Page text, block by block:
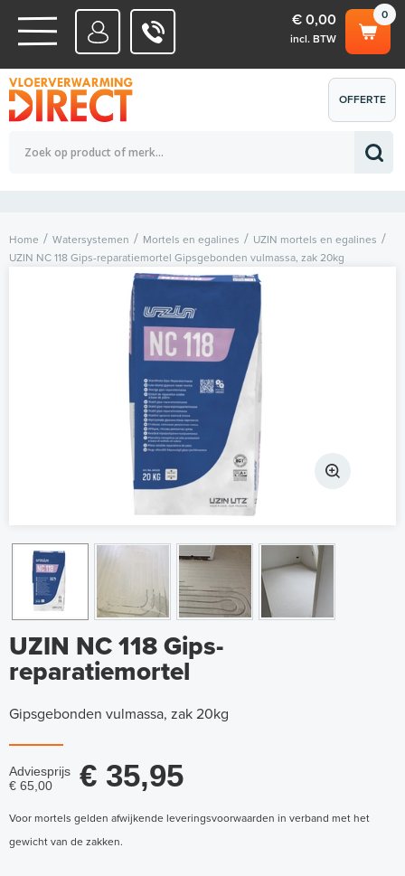
WATERSYSTEMEN
ELEKTRISCHE SYSTEMEN
0
€ 0,00
incl. BTW
Totaalbedrag (incl. BTW) € 0,00
OFFERTE
AANVRAGEN
Home Watersystemen Mortels en egalines
UZIN mortels en egalines
UZIN NC 118 Gips-reparatiemortel Gipsgebonden vulmassa, zak 20kg
UZIN NC 118 Gips-
reparatiemortel
Gipsgebonden vulmassa, zak 20kg
Adviesprijs
€ 65,00
€ 35,95
Voor mortels gelden afwijkende leveringsvoorwaarden in verband met het
gewicht van de zakken.